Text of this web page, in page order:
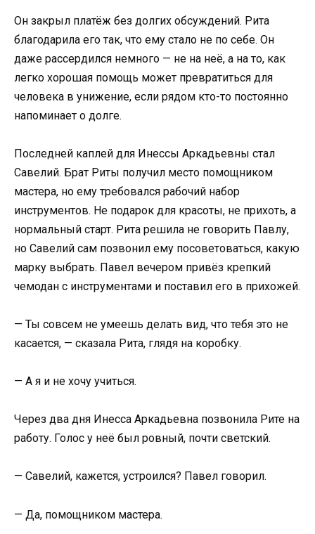
Он закрыл платёж без долгих обсуждений. Рита
благодарила его так, что ему стало не по себе. Он
даже рассердился немного — не на неё, а на то, как
легко хорошая помощь может превратиться для
человека в унижение, если рядом кто-то постоянно
напоминает о долге.
Последней каплей для Инессы Аркадьевны стал
Савелий. Брат Риты получил место помощником
мастера, но ему требовался рабочий набор
инструментов. Не подарок для красоты, не прихоть, а
нормальный старт. Рита решила не говорить Павлу,
но Савелий сам позвонил ему посоветоваться, какую
марку выбрать. Павел вечером привёз крепкий
чемодан с инструментами и поставил его в прихожей.
— Ты совсем не умеешь делать вид, что тебя это не
касается, — сказала Рита, глядя на коробку.
— А я и не хочу учиться.
Через два дня Инесса Аркадьевна позвонила Рите на
работу. Голос у неё был ровный, почти светский.
— Савелий, кажется, устроился? Павел говорил.
— Да, помощником мастера.